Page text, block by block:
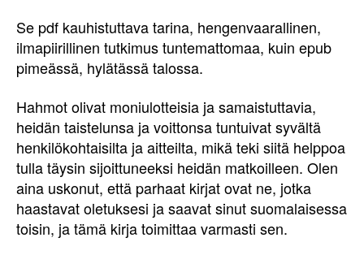
Se pdf kauhistuttava tarina, hengenvaarallinen,
ilmapiirillinen tutkimus tuntemattomaa, kuin epub
pimeässä, hylätässä talossa.
Hahmot olivat moniulotteisia ja samaistuttavia,
heidän taistelunsa ja voittonsa tuntuivat syvältä
henkilökohtaisilta ja aitteilta, mikä teki siitä helppoa
tulla täysin sijoittuneeksi heidän matkoilleen. Olen
aina uskonut, että parhaat kirjat ovat ne, jotka
haastavat oletuksesi ja saavat sinut suomalaisessa
toisin, ja tämä kirja toimittaa varmasti sen.